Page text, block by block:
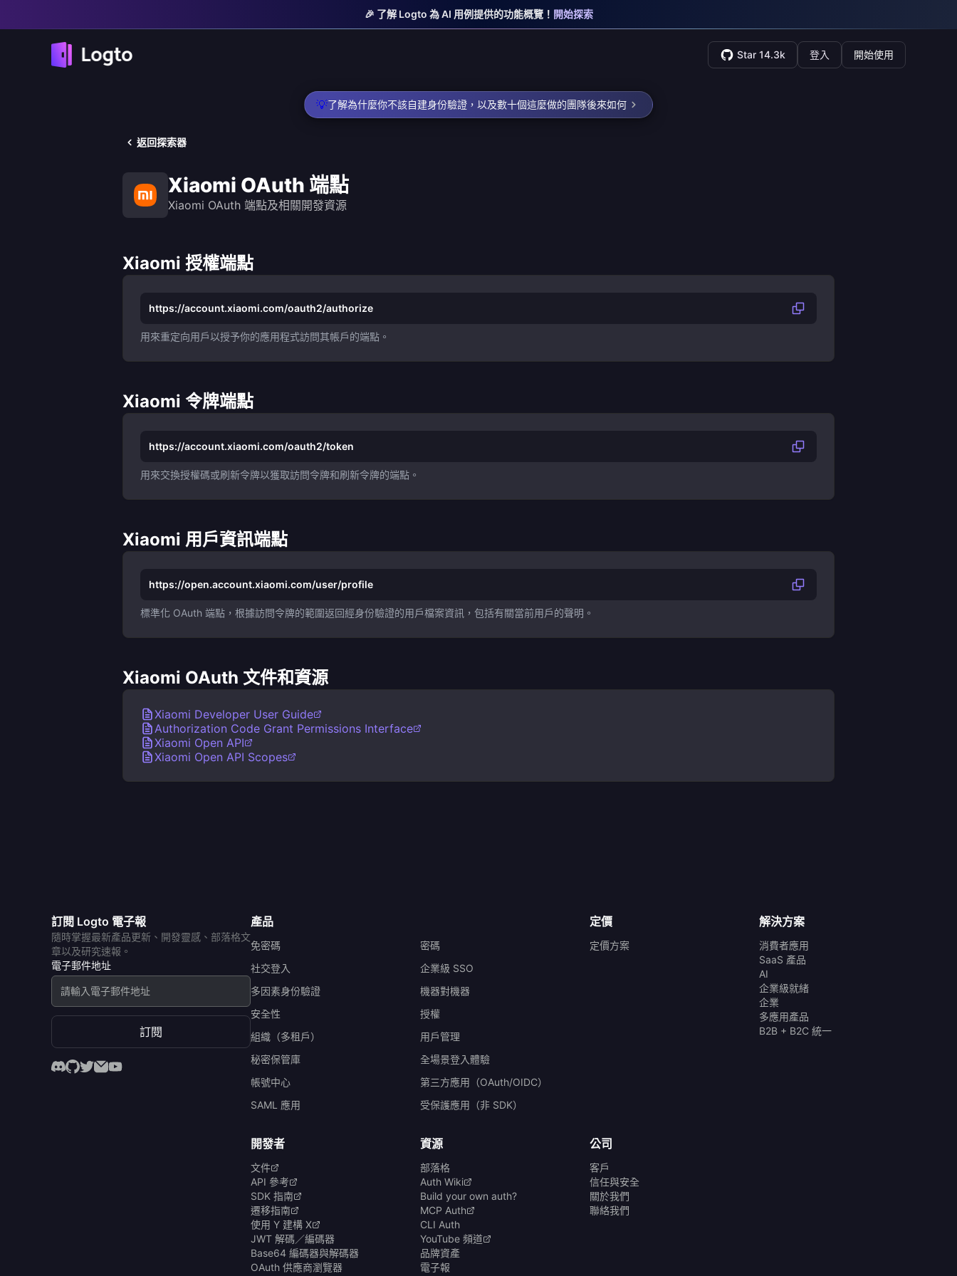
🎉 了解 Logto 為 AI 用例提供的功能概覽！ 開始探索
Star 14.3k 登入 開始使用
💡了解為什麼你不該自建身份驗證，以及數十個這麼做的團隊後來如何
返回探索器
Xiaomi OAuth 端點
Xiaomi OAuth 端點及相關開發資源
Xiaomi 授權端點
https://account.xiaomi.com/oauth2/authorize
用來重定向用戶以授予你的應用程式訪問其帳戶的端點。
Xiaomi 令牌端點
https://account.xiaomi.com/oauth2/token
用來交換授權碼或刷新令牌以獲取訪問令牌和刷新令牌的端點。
Xiaomi 用戶資訊端點
https://open.account.xiaomi.com/user/profile
標準化 OAuth 端點，根據訪問令牌的範圍返回經身份驗證的用戶檔案資訊，包括有關當前用戶的聲明。
Xiaomi OAuth 文件和資源
Xiaomi Developer User Guide
Authorization Code Grant Permissions Interface
Xiaomi Open API
Xiaomi Open API Scopes
訂閱 Logto 電子報
隨時掌握最新產品更新、開發靈感、部落格文
章以及研究速報。
電子郵件地址
訂閱
產品
免密碼
密碼
社交登入
企業級 SSO
多因素身份驗證
機器對機器
安全性
授權
組織（多租戶）
用戶管理
秘密保管庫
全場景登入體驗
帳號中心
第三方應用（OAuth/OIDC）
SAML 應用
受保護應用（非 SDK）
定價
定價方案
解決方案
消費者應用
SaaS 產品
AI
企業級就緒
企業
多應用產品
B2B + B2C 統一
開發者
文件
API 參考
SDK 指南
遷移指南
使用 Y 建構 X
JWT 解碼／編碼器
Base64 編碼器與解碼器
OAuth 供應商瀏覽器
資源
部落格
Auth Wiki
Build your own auth?
MCP Auth
CLI Auth
YouTube 頻道
品牌資產
電子報
公司
客戶
信任與安全
關於我們
聯絡我們